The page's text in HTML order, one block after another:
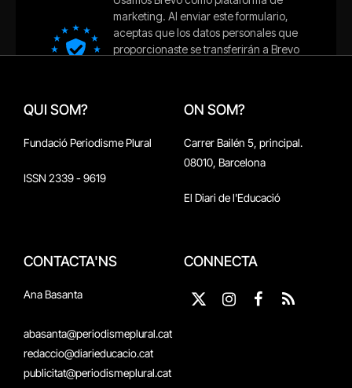
QUI SOM?
Fundació Periodisme Plural
ISSN 2339 - 9619
ON SOM?
Carrer Bailén 5, principal.
08010, Barcelona
El Diari de l'Educació
CONTACTA'NS
Ana Basanta
abasanta@periodismeplural.cat
redaccio@diarieducacio.cat
publicitat@periodismeplural.cat
CONNECTA
X
Instagram
Facebook
RSS